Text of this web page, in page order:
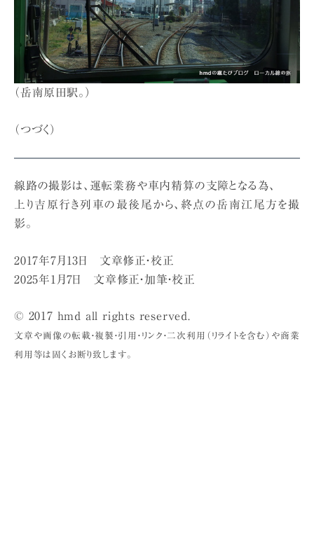
（岳南原田駅。）
（つづく）
線路の撮影は、運転業務や車内精算の支障となる為、
上り吉原行き列車の最後尾から、終点の岳南江尾方を撮
影。
2017年7月13日 文章修正・校正
2025年1月7日 文章修正・加筆・校正
© 2017 hmd all rights reserved.
文章や画像の転載・複製・引用・リンク・二次利用（リライトを含む）や商業
利用等は固くお断り致します。